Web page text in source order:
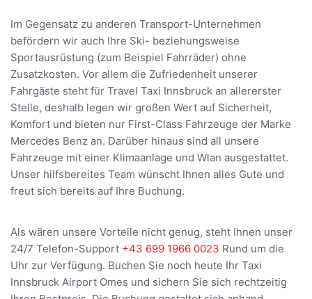
Im Gegensatz zu anderen Transport-Unternehmen
befördern wir auch Ihre Ski- beziehungsweise
Sportausrüstung (zum Beispiel Fahrräder) ohne
Zusatzkosten. Vor allem die Zufriedenheit unserer
Fahrgäste steht für Travel Taxi Innsbruck an allererster
Stelle, deshalb legen wir großen Wert auf Sicherheit,
Komfort und bieten nur First-Class Fahrzeuge der Marke
Mercedes Benz an. Darüber hinaus sind all unsere
Fahrzeuge mit einer Klimaanlage und Wlan ausgestattet.
Unser hilfsbereites Team wünscht Ihnen alles Gute und
freut sich bereits auf Ihre Buchung.
Als wären unsere Vorteile nicht genug, steht Ihnen unser
24/7 Telefon-Support +43 699 1966 0023 Rund um die
Uhr zur Verfügung. Buchen Sie noch heute Ihr Taxi
Innsbruck Airport Omes und sichern Sie sich rechtzeitig